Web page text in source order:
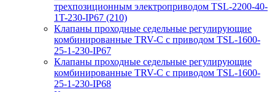
трехпозиционным электроприводом TSL-2200-40-
1T-230-IP67 (210)
Клапаны проходные седельные регулирующие
комбинированные TRV-С с приводом TSL-1600-
25-1-230-IP67
Клапаны проходные седельные регулирующие
комбинированные TRV-С с приводом TSL-1600-
25-1-230-IP68